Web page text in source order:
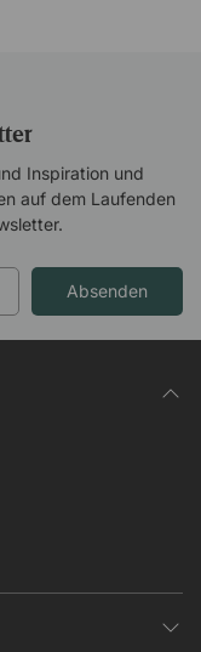
Inspiration und
auf dem Laufenden
Absenden